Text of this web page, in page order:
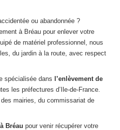
: casse auto avec destruction
auto avec destruction
ou abandonnée ?
à Bréau pour enlever votre
de matériel professionnel, nous
du jardin à la route, avec respect
spécialisée dans
l’enlèvement de
les préfectures d’Ile-de-France.
mairies, du commissariat de
Bréau pour venir récupérer votre